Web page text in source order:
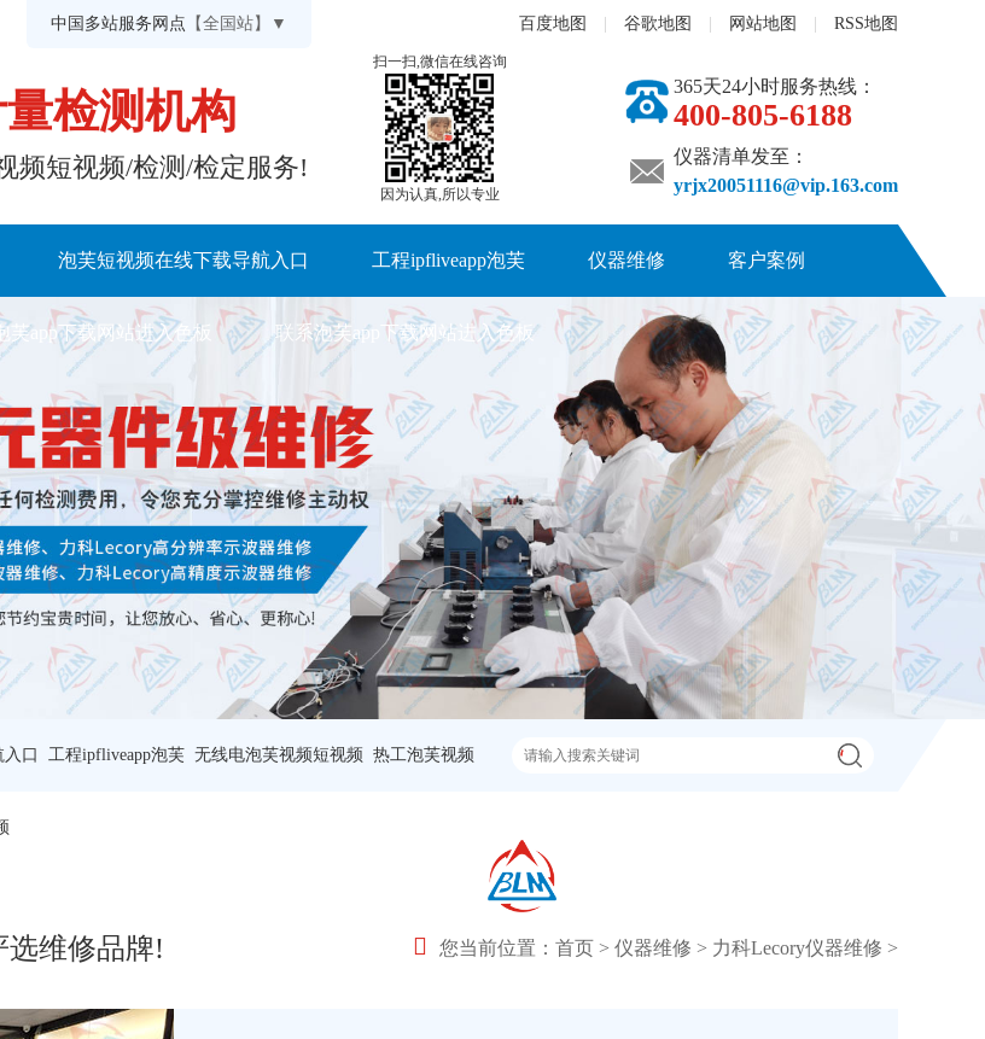
中国多站服务网点 【全国站】▼ 百度地图 谷歌地图 网站地图 RSS地图
检测机构
芙视频短视频/检测/检定服务!
365天24小时服务热线：
400-805-6188
仪器清单发至：
yrjx20051116@vip.163.com
扫一扫,微信在线咨询
因为认真,所以专业
泡芙短视频在线下载导航入口 工程ipfliveapp泡芙 仪器维修 客户案例
芙app下载网站进入色板 联系泡芙app下载网站进入色板
口 工程ipfliveapp泡芙 无线电泡芙视频短视频 热工泡芙视频
选维修品牌! 您当前位置： 首页 > 仪器维修 > 力科Lecory仪器维修 >